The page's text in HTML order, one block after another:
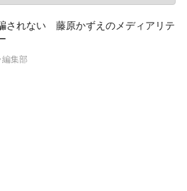
されない 藤原かずえのメディアリテ
編集部